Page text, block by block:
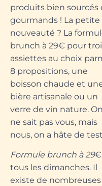
produits bien sourcés
gourmands ! La petite
nouveauté ? La
brunch à 29€ pour
assiettes au choix
8 propositions, une
boisson chaude et
bière artisanale ou un
verre de vin nature. On
ne sait pas vous, mais
nous, on a hâte de
Formule brunch à 29€
tous les dimanches. Il
existe de nombreuses